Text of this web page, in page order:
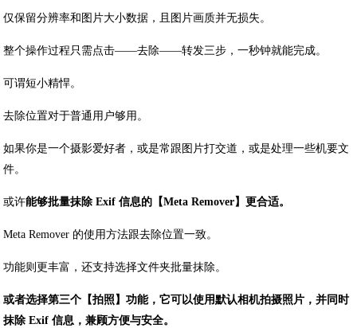
仅保留分辨率和图片大小数据，且图片画质并无损失。
整个操作过程只需点击——去除——转发三步，一秒钟就能完成。
可谓短小精悍。
去除位置对于普通用户够用。
如果你是一个摄影爱好者，或是常跟图片打交道，或是处理一些机要文
件。
或许能够批量抹除 Exif 信息的【Meta Remover】更合适。
Meta Remover 的使用方法跟去除位置一致。
功能则更丰富，还支持选择文件夹批量抹除。
或者选择第三个【拍照】功能，它可以使用默认相机拍摄照片，并同时
抹除 Exif 信息，兼顾方便与安全。